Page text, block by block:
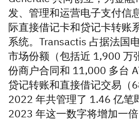
发、管理和运营电子支付信
际直接借记卡和贷记卡转账
系统。Transactis 占据法国
市场份额（包括近 1,900 万
份商户合同和 11,000 多台
贷记转账和直接借记交易（
2022 年共管理了 1.46 亿笔
2023 年这一数字将增加一倍